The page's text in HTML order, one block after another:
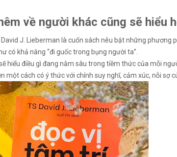
về người khác cũng sẽ hiểu
J. Lieberman là cuốn sách nêu bật những phương
có khả năng “đi guốc trong bụng người ta”.
hiểu điều gì đang nằm sâu trong tiềm thức của mỗi
một cách có ý thức với chính suy nghĩ, cảm xúc, nỗi sợ